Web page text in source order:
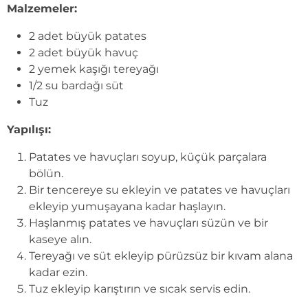
Malzemeler:
2 adet büyük patates
2 adet büyük havuç
2 yemek kaşığı tereyağı
1/2 su bardağı süt
Tuz
Yapılışı:
Patates ve havuçları soyup, küçük parçalara
bölün.
Bir tencereye su ekleyin ve patates ve havuçları
ekleyip yumuşayana kadar haşlayın.
Haşlanmış patates ve havuçları süzün ve bir
kaseye alın.
Tereyağı ve süt ekleyip pürüzsüz bir kıvam alana
kadar ezin.
Tuz ekleyip karıştırın ve sıcak servis edin.